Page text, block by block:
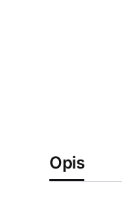
Opis